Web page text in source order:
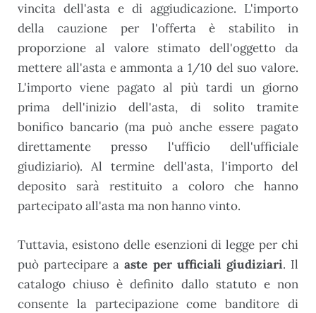
vincita dell'asta e di aggiudicazione. L'importo
della cauzione per l'offerta è stabilito in
proporzione al valore stimato dell'oggetto da
mettere all'asta e ammonta a 1/10 del suo valore.
L'importo viene pagato al più tardi un giorno
prima dell'inizio dell'asta, di solito tramite
bonifico bancario (ma può anche essere pagato
direttamente presso l'ufficio dell'ufficiale
giudiziario). Al termine dell'asta, l'importo del
deposito sarà restituito a coloro che hanno
partecipato all'asta ma non hanno vinto.
Tuttavia, esistono delle esenzioni di legge per chi
può partecipare aaste per ufficiali giudiziari. Il
catalogo chiuso è definito dallo statuto e non
consente la partecipazione come banditore di